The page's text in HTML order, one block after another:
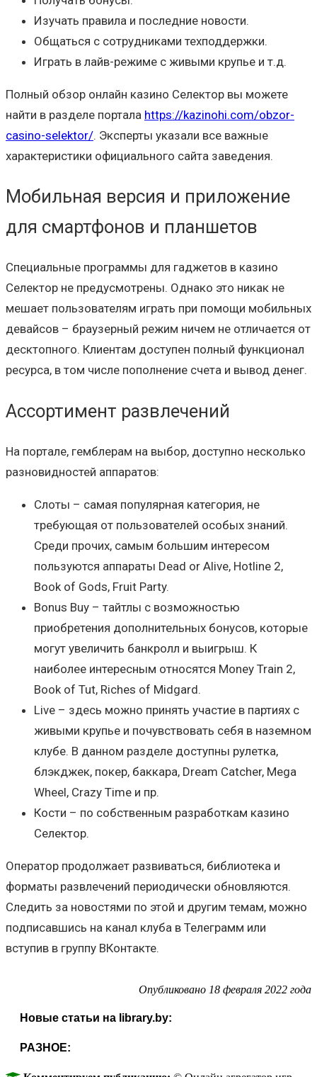
Изучать правила и последние новости.
Общаться с сотрудниками техподдержки.
Играть в лайв-режиме с живыми крупье и т.д.
Полный обзор онлайн казино Селектор вы можете
найти в разделе портала https://kazinohi.com/obzor-
casino-selektor/. Эксперты указали все важные
характеристики официального сайта заведения.
Мобильная версия и приложение
для смартфонов и планшетов
Специальные программы для гаджетов в казино
Селектор не предусмотрены. Однако это никак не
мешает пользователям играть при помощи мобильных
девайсов – браузерный режим ничем не отличается от
десктопного. Клиентам доступен полный функционал
ресурса, в том числе пополнение счета и вывод денег.
Ассортимент развлечений
На портале, гемблерам на выбор, доступно несколько
разновидностей аппаратов:
Слоты – самая популярная категория, не
требующая от пользователей особых знаний.
Среди прочих, самым большим интересом
пользуются аппараты Dead or Alive, Hotline 2,
Book of Gods, Fruit Party.
Bonus Buy – тайтлы с возможностью
приобретения дополнительных бонусов, которые
могут увеличить банкролл и выигрыш. К
наиболее интересным относятся Money Train 2,
Book of Tut, Riches of Midgard.
Live – здесь можно принять участие в партиях с
живыми крупье и почувствовать себя в наземном
клубе. В данном разделе доступны рулетка,
блэкджек, покер, баккара, Dream Catcher, Mega
Wheel, Crazy Time и пр.
Кости – по собственным разработкам казино
Селектор.
Оператор продолжает развиваться, библиотека и
форматы развлечений периодически обновляются.
Следить за новостями по этой и другим темам, можно
подписавшись на канал клуба в Телеграмм или
вступив в группу ВКонтакте.
Опубликовано 18 февраля 2022 года
Новые статьи на library.by:
РАЗНОЕ: